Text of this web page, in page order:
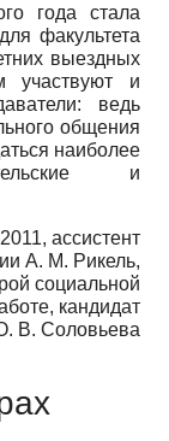
года стала
факультета
выездных
участвуют и
ведь
общения
наиболее
и
ассистент
А. М. Рикель,
социальной
кандидат
В. Соловьева